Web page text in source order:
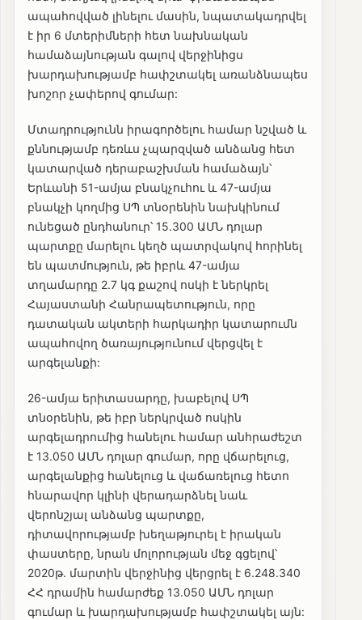
ապահովված լինելու մասին, նպատակադրվել
է իր 6 մտերիմների հետ նախնական
համաձայնության գալով վերջինիցս
խարդախությամբ հափշտակել առանձնապես
խոշոր չափերով գումար:
Մտադրությունն իրագործելու համար նշված և
քննությամբ դեռևս չպարզված անձանց հետ
կատարված դերաբաշխման համաձայն՝
Երևանի 51-ամյա բնակչուհու և 47-ամյա
բնակչի կողմից ՍՊ տնօրենին նախկինում
ունեցած ընդհանուր՝ 15.300 ԱՄՆ դոլար
պարտքը մարելու կեղծ պատրվակով հորինել
են պատմություն, թե իբրև 47-ամյա
տղամարդը 2.7 կգ քաշով ոսկի է ներկրել
Հայաստանի Հանրապետություն, որը
դատական ակտերի հարկադիր կատարումն
ապահովող ծառայությունում վերցվել է
արգելանքի:
26-ամյա երիտասարդը, խաբելով ՍՊ
տնօրենին, թե իբր ներկրված ոսկին
արգելադրումից հանելու համար անհրաժեշտ
է 13.050 ԱՄՆ դոլար գումար, որը վճարելուց,
արգելանքից հանելուց և վաճառելուց հետո
հնարավոր կլինի վերադարձնել նաև
վերոնշյալ անձանց պարտքը,
դիտավորությամբ խեղաթյուրել է իրական
փաստերը, նրան մոլորության մեջ գցելով՝
2020թ. մարտին վերջինից վերցրել է 6.248.340
ՀՀ դրամին համարժեք 13.050 ԱՄՆ դոլար
գումար և խարդախությամբ հափշտակել այն: